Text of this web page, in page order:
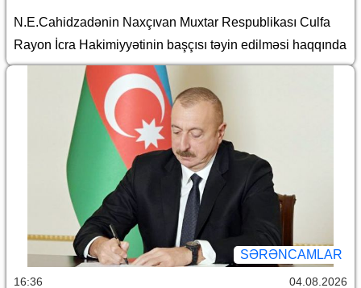
N.E.Cahidzadənin Naxçıvan Muxtar Respublikası Culfa
Rayon İcra Hakimiyyətinin başçısı təyin edilməsi haqqında
SƏRƏNCAMLAR
16:36 04.08.2026